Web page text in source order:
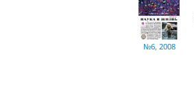
№6, 2008